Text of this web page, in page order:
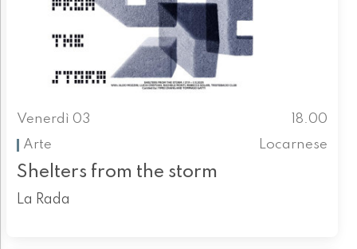
Venerdì 03
18.00
Arte
Locarnese
Shelters from the storm
La Rada